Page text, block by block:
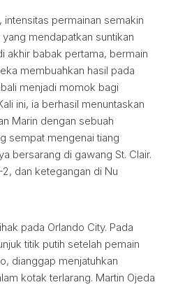
permainan semakin
mendapatkan suntikan
akhir babak pertama, bermain
membuahkan hasil pada
menjadi momok bagi
ini, ia berhasil menuntaskan
Marin dengan sebuah
sempat mengenai tiang
bersarang di gawang St. Clair.
dan ketegangan di Nu
pada Orlando City. Pada
titik putih setelah pemain
dianggap menjatuhkan
kotak terlarang. Martin Ojeda